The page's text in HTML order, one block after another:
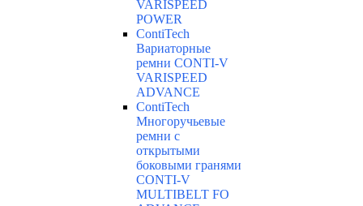
VARISPEED
POWER
ContiTech
Вариаторные
ремни CONTI-V
VARISPEED
ADVANCE
ContiTech
Многоручьевые
ремни с
открытыми
боковыми гранями
CONTI-V
MULTIBELT FO